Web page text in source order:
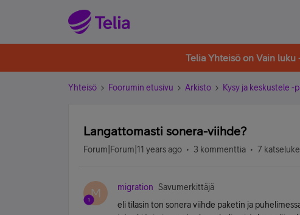
Telia Yhteisö on Vain luku
Yhteisö Foorumin etusivu Arkisto Kysy ja keskustele -
Langattomasti sonera-viihde?
Forum|Forum|11 years ago 3 kommenttia 7
M migration
Savumerkittäjä
eli tilasin ton sonera viihde paketin ja